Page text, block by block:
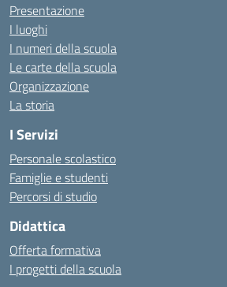
Presentazione
I luoghi
I numeri della scuola
Le carte della scuola
Organizzazione
La storia
I Servizi
Personale scolastico
Famiglie e studenti
Percorsi di studio
Didattica
Offerta formativa
I progetti della scuola